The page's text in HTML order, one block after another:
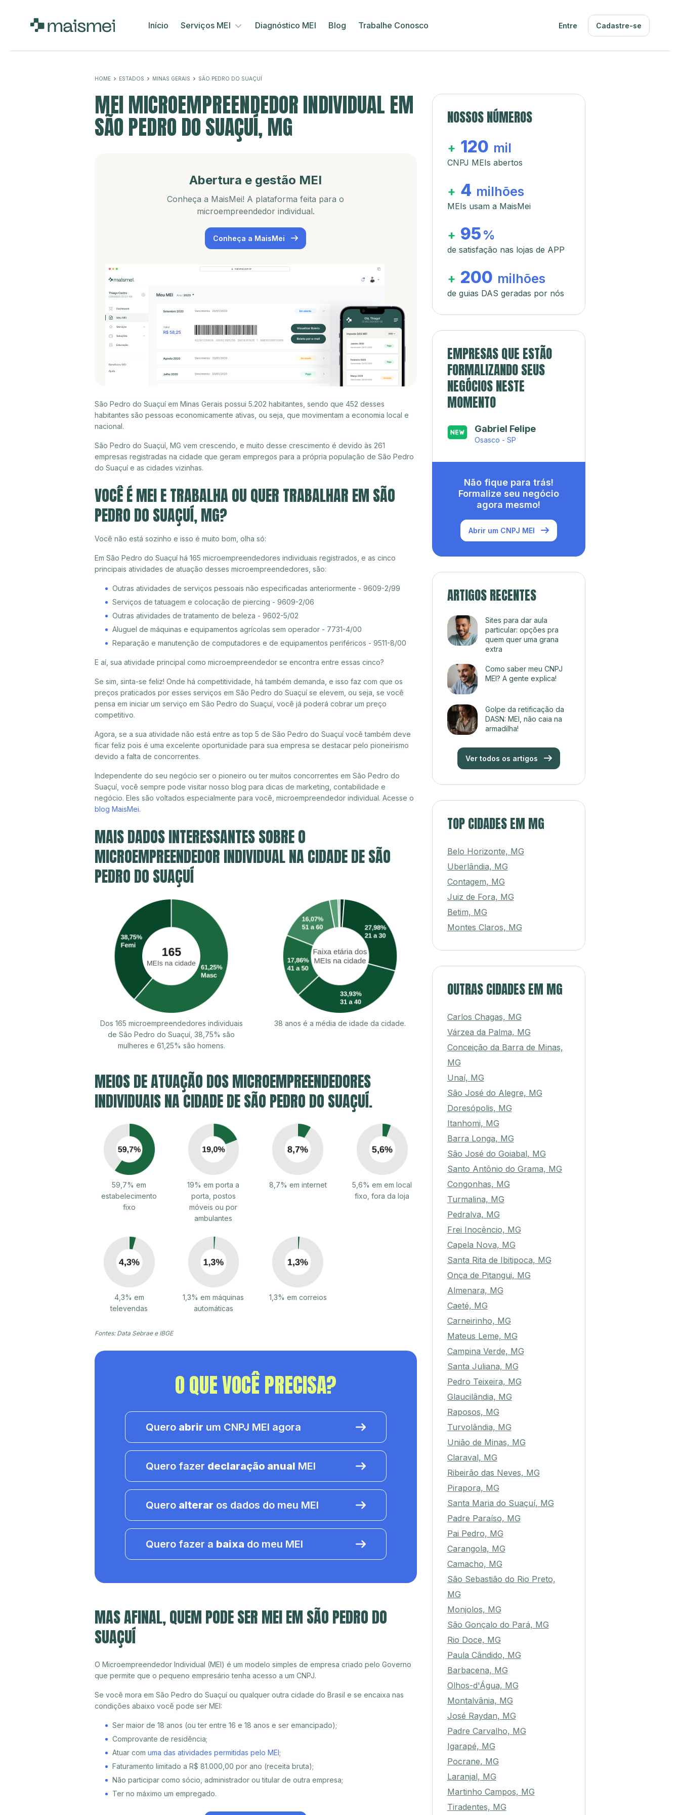
Início Serviços MEI Diagnóstico MEI Blog Trabalhe Conosco Entre Cadastre-se
HOME ESTADOS MINAS GERAIS SÃO PEDRO DO SUAÇUÍ
MEI MICROEMPREENDEDOR INDIVIDUAL EM
SÃO PEDRO DO SUAÇUÍ, MG
Abertura e gestão MEI
Conheça a MaisMei! A plataforma feita para o
microempreendedor individual.
Conheça a MaisMei
São Pedro do Suaçuí em Minas Gerais possui 5.202 habitantes, sendo que 452 desses
habitantes são pessoas economicamente ativas, ou seja, que movimentam a economia local e
nacional.
São Pedro do Suaçuí, MG vem crescendo, e muito desse crescimento é devido às 261
empresas registradas na cidade que geram empregos para a própria população de São Pedro
do Suaçuí e as cidades vizinhas.
VOCÊ É MEI E TRABALHA OU QUER TRABALHAR EM SÃO
PEDRO DO SUAÇUÍ, MG?
Você não está sozinho e isso é muito bom, olha só:
Em São Pedro do Suaçuí há 165 microempreendedores individuais registrados, e as cinco
principais atividades de atuação desses microempreendedores, são:
Outras atividades de serviços pessoais não especificadas anteriormente - 9609-2/99
Serviços de tatuagem e colocação de piercing - 9609-2/06
Outras atividades de tratamento de beleza - 9602-5/02
Aluguel de máquinas e equipamentos agrícolas sem operador - 7731-4/00
Reparação e manutenção de computadores e de equipamentos periféricos - 9511-8/00
E aí, sua atividade principal como microempreendedor se encontra entre essas cinco?
Se sim, sinta-se feliz! Onde há competitividade, há também demanda, e isso faz com que os
preços praticados por esses serviços em São Pedro do Suaçuí se elevem, ou seja, se você
pensa em iniciar um serviço em São Pedro do Suaçuí, você já poderá cobrar um preço
competitivo.
Agora, se a sua atividade não está entre as top 5 de São Pedro do Suaçuí você também deve
ficar feliz pois é uma excelente oportunidade para sua empresa se destacar pelo pioneirismo
devido a falta de concorrentes.
Independente do seu negócio ser o pioneiro ou ter muitos concorrentes em São Pedro do
Suaçuí, você sempre pode visitar nosso blog para dicas de marketing, contabilidade e
negócio. Eles são voltados especialmente para você, microempreendedor individual. Acesse o
blog MaisMei.
MAIS DADOS INTERESSANTES SOBRE O
MICROEMPREENDEDOR INDIVIDUAL NA CIDADE DE SÃO
PEDRO DO SUAÇUÍ
Dos 165 microempreendedores individuais
de São Pedro do Suaçuí, 38,75% são
mulheres e 61,25% são homens.
38 anos é a média de idade da cidade.
MEIOS DE ATUAÇÃO DOS MICROEMPREENDEDORES
INDIVIDUAIS NA CIDADE DE SÃO PEDRO DO SUAÇUÍ.
59,7% em
estabelecimento
fixo
19% em porta a
porta, postos
móveis ou por
ambulantes
8,7% em internet
5,6% em em local
fixo, fora da loja
4,3% em
televendas
1,3% em máquinas
automáticas
1,3% em correios
Fontes: Data Sebrae e IBGE
O QUE VOCÊ PRECISA?
Quero abrir um CNPJ MEI agora
Quero fazer declaração anual MEI
Quero alterar os dados do meu MEI
Quero fazer a baixa do meu MEI
MAS AFINAL, QUEM PODE SER MEI EM SÃO PEDRO DO
SUAÇUÍ
O Microempreendedor Individual (MEI) é um modelo simples de empresa criado pelo Governo
que permite que o pequeno empresário tenha acesso a um CNPJ.
Se você mora em São Pedro do Suaçuí ou qualquer outra cidade do Brasil e se encaixa nas
condições abaixo você pode ser MEI:
Ser maior de 18 anos (ou ter entre 16 e 18 anos e ser emancipado);
Comprovante de residência;
Atuar com uma das atividades permitidas pelo MEI;
Faturamento limitado a R$ 81.000,00 por ano (receita bruta);
Não participar como sócio, administrador ou titular de outra empresa;
Ter no máximo um empregado.
NOSSOS NÚMEROS
+ 120 mil
CNPJ MEIs abertos
+ 4 milhões
MEIs usam a MaisMei
+ 95 %
de satisfação nas lojas de APP
+ 200 milhões
de guias DAS geradas por nós
EMPRESAS QUE ESTÃO
FORMALIZANDO SEUS
NEGÓCIOS NESTE
MOMENTO
Gabriel Felipe
Osasco - SP
Não fique para trás!
Formalize seu negócio
agora mesmo!
Abrir um CNPJ MEI
ARTIGOS RECENTES
Sites para dar aula
particular: opções pra
quem quer uma grana
extra
Como saber meu CNPJ
MEI? A gente explica!
Golpe da retificação da
DASN: MEI, não caia na
armadilha!
Ver todos os artigos
TOP CIDADES EM MG
Belo Horizonte, MG
Uberlândia, MG
Contagem, MG
Juiz de Fora, MG
Betim, MG
Montes Claros, MG
OUTRAS CIDADES EM MG
Carlos Chagas, MG
Várzea da Palma, MG
Conceição da Barra de Minas,
MG
Unaí, MG
São José do Alegre, MG
Doresópolis, MG
Itanhomi, MG
Barra Longa, MG
São José do Goiabal, MG
Santo Antônio do Grama, MG
Congonhas, MG
Turmalina, MG
Pedralva, MG
Frei Inocêncio, MG
Capela Nova, MG
Santa Rita de Ibitipoca, MG
Onça de Pitangui, MG
Almenara, MG
Caeté, MG
Carneirinho, MG
Mateus Leme, MG
Campina Verde, MG
Santa Juliana, MG
Pedro Teixeira, MG
Glaucilândia, MG
Raposos, MG
Turvolândia, MG
União de Minas, MG
Claraval, MG
Ribeirão das Neves, MG
Pirapora, MG
Santa Maria do Suaçuí, MG
Padre Paraíso, MG
Pai Pedro, MG
Carangola, MG
Camacho, MG
São Sebastião do Rio Preto,
MG
Monjolos, MG
São Gonçalo do Pará, MG
Rio Doce, MG
Paula Cândido, MG
Barbacena, MG
Olhos-d'Água, MG
Montalvânia, MG
José Raydan, MG
Padre Carvalho, MG
Igarapé, MG
Pocrane, MG
Laranjal, MG
Martinho Campos, MG
Tiradentes, MG